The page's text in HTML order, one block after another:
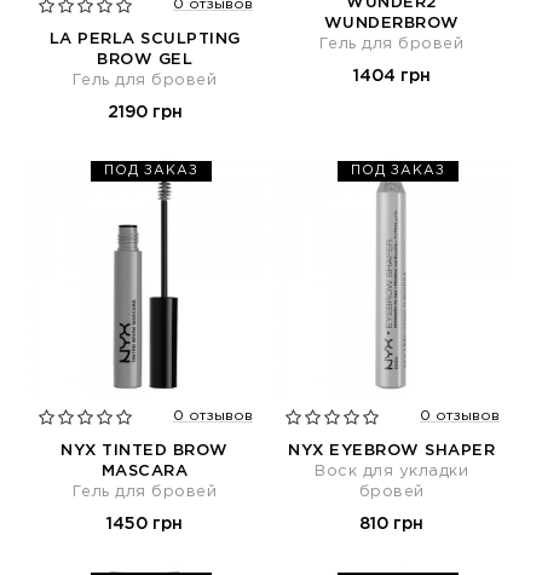
0 отзывов
LA PERLA SCULPTING
BROW GEL
Гель для бровей
2190 грн
WUNDER2
WUNDERBROW
Гель для бровей
1404 грн
ПОД ЗАКАЗ
0 отзывов
NYX TINTED BROW
MASCARA
Гель для бровей
1450 грн
ПОД ЗАКАЗ
0 отзывов
NYX EYEBROW SHAPER
Воск для укладки
бровей
810 грн